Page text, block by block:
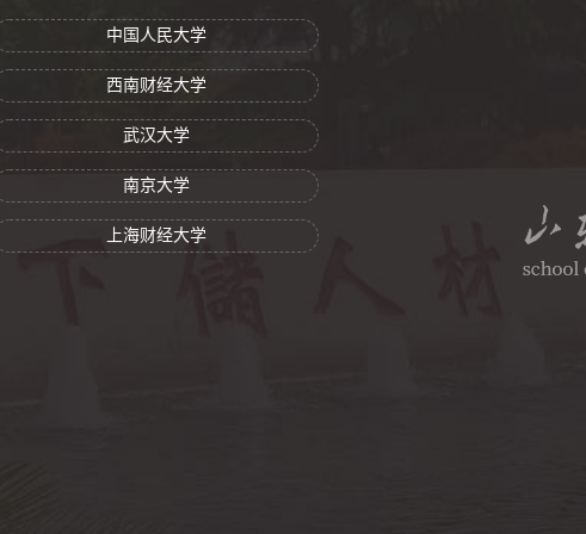
中国人民大学
西南财经大学
武汉大学
南京大学
上海财经大学